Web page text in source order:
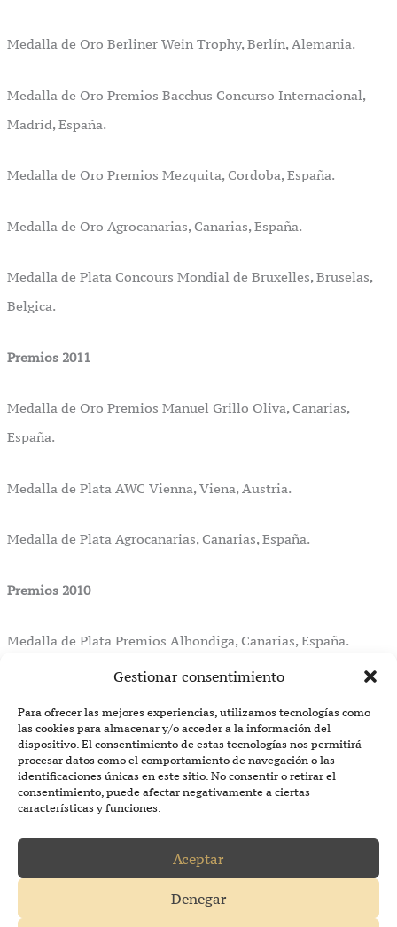
Gestionar consentimiento
Para ofrecer las mejores experiencias, utilizamos tecnologías como
las cookies para almacenar y/o acceder a la información del
dispositivo. El consentimiento de estas tecnologías nos permitirá
procesar datos como el comportamiento de navegación o las
identificaciones únicas en este sitio. No consentir o retirar el
consentimiento, puede afectar negativamente a ciertas
características y funciones.
Aceptar
Denegar
Medalla de Oro Berliner Wein Trophy, Berlín, Alemania.
Medalla de Oro Premios Bacchus Concurso Internacional,
Madrid, España.
Medalla de Oro Premios Mezquita, Cordoba, España.
Medalla de Oro Agrocanarias, Canarias, España.
Medalla de Plata Concours Mondial de Bruxelles, Bruselas,
Belgica.
Premios 2011
Medalla de Oro Premios Manuel Grillo Oliva, Canarias,
España.
Medalla de Plata AWC Vienna, Viena, Austria.
Medalla de Plata Agrocanarias, Canarias, España.
Premios 2010
Medalla de Plata Premios Alhondiga, Canarias, España.
Sweet Gold